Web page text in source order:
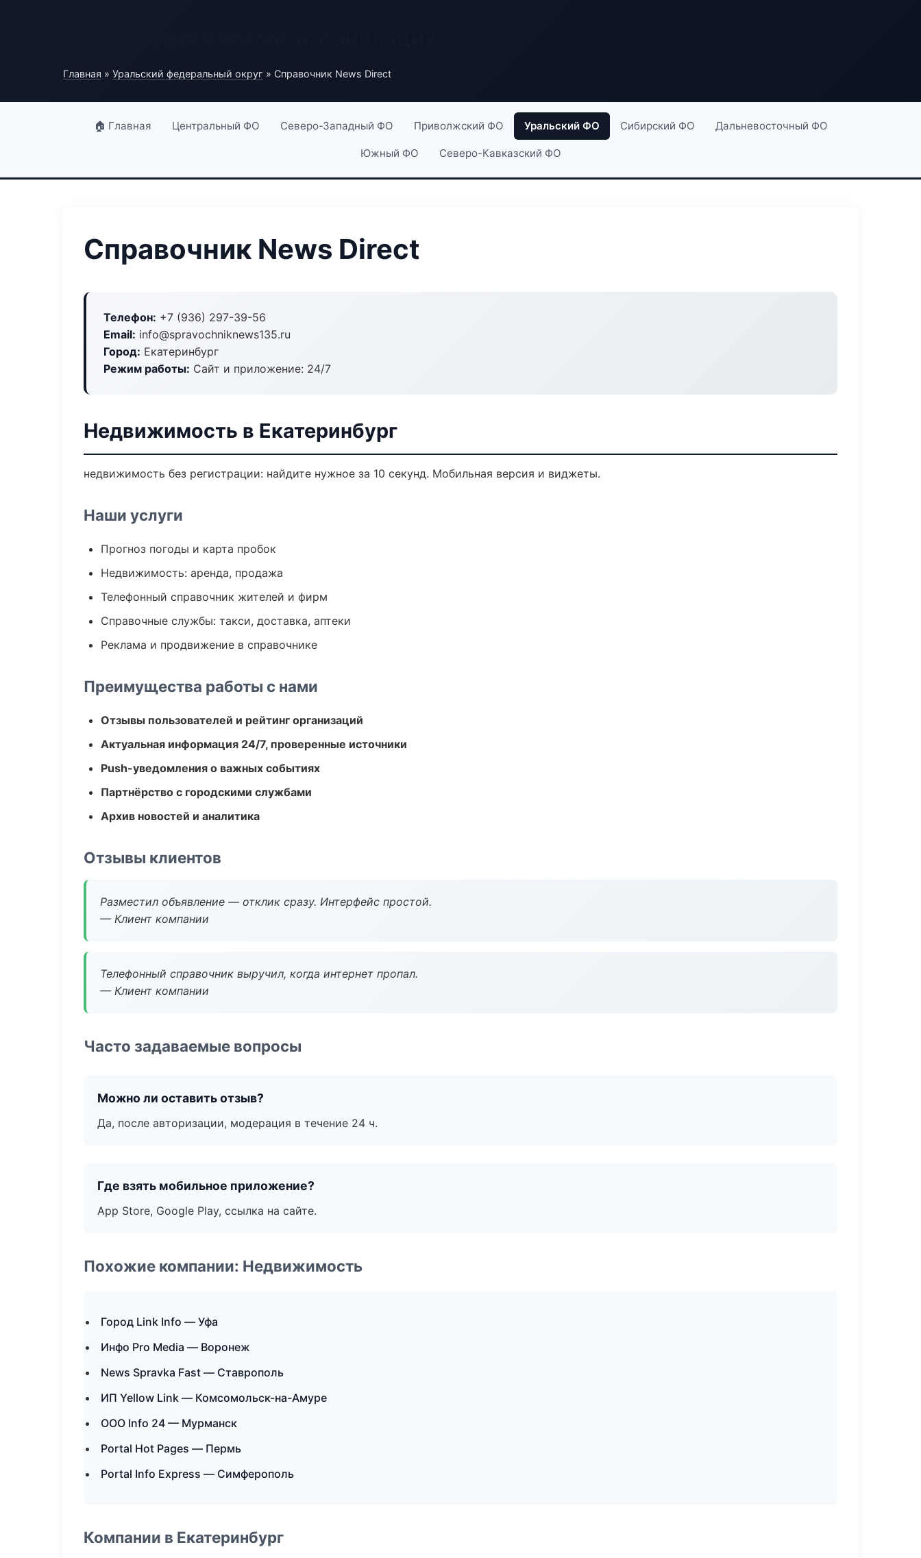
Главная » Уральский федеральный округ » Справочник News Direct
🏠 Главная Центральный ФО Северо-Западный ФО Приволжский ФО Уральский ФО Сибирский ФО Дальневосточный ФО
Южный ФО Северо-Кавказский ФО
Справочник News Direct
Телефон: +7 (936) 297-39-56
Email: info@spravochniknews135.ru
Город: Екатеринбург
Режим работы: Сайт и приложение: 24/7
Недвижимость в Екатеринбург
недвижимость без регистрации: найдите нужное за 10 секунд. Мобильная версия и виджеты.
Наши услуги
Прогноз погоды и карта пробок
Недвижимость: аренда, продажа
Телефонный справочник жителей и фирм
Справочные службы: такси, доставка, аптеки
Реклама и продвижение в справочнике
Преимущества работы с нами
Отзывы пользователей и рейтинг организаций
Актуальная информация 24/7, проверенные источники
Push-уведомления о важных событиях
Партнёрство с городскими службами
Архив новостей и аналитика
Отзывы клиентов
Разместил объявление — отклик сразу. Интерфейс простой.
— Клиент компании
Телефонный справочник выручил, когда интернет пропал.
— Клиент компании
Часто задаваемые вопросы
Можно ли оставить отзыв?
Да, после авторизации, модерация в течение 24 ч.
Где взять мобильное приложение?
App Store, Google Play, ссылка на сайте.
Похожие компании: Недвижимость
Город Link Info — Уфа
Инфо Pro Media — Воронеж
News Spravka Fast — Ставрополь
ИП Yellow Link — Комсомольск-на-Амуре
ООО Info 24 — Мурманск
Portal Hot Pages — Пермь
Portal Info Express — Симферополь
Компании в Екатеринбург